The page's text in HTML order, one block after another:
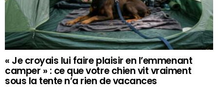
« Je croyais lui faire plaisir en l’emmenant
camper » : ce que votre chien vit vraiment
sous la tente n’a rien de vacances